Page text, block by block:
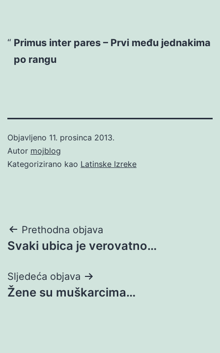
Primus inter pares – Prvi među jednakima
po rangu
Objavljeno 11. prosinca 2013.
Autor mojblog
Kategorizirano kao Latinske Izreke
Navigacija
objava
Prethodna objava
Svaki ubica je verovatno…
Sljedeća objava
Žene su muškarcima…